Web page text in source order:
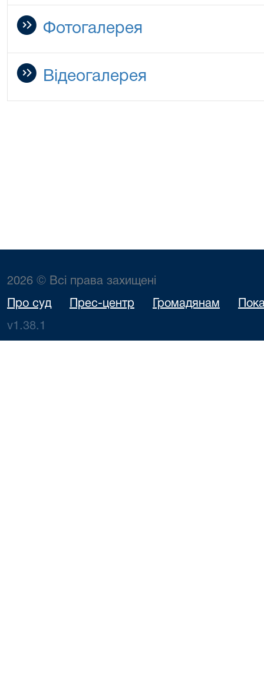
Фотогалерея
Відеогалерея
2026 © Всі права захищені
Про суд Прес-центр Громадянам
v1.38.1